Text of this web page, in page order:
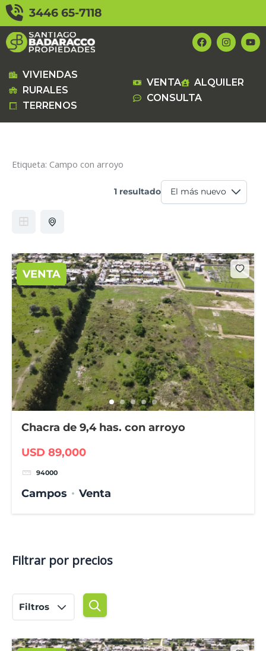
contenido
3446 65-7118
F
a
c
o
k
I
n
s
g
Y
o
u
VIVIENDAS
RURALES
TERRENOS
VENTA
ALQUILER
CONSULTA
Etiqueta: Campo con arroyo
1 resultado
VENTA
Chacra de 9,4 has. con arroyo
USD 89,000
94000
Campos Venta
Filtrar por precios
Filtros